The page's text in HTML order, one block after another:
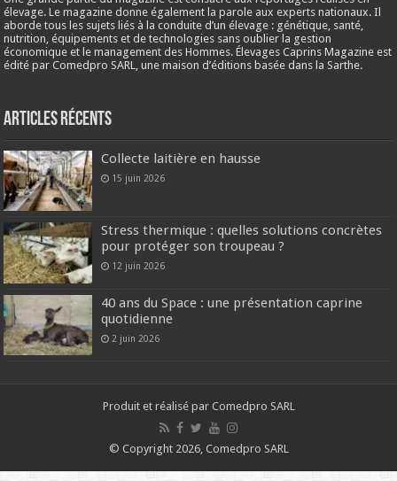
élevage. Le magazine donne également la parole aux experts nationaux. Il
aborde tous les sujets liés à la conduite d’un élevage : génétique, santé,
nutrition, équipements et de technologies sans oublier la gestion
économique et le management des Hommes. Élevages Caprins Magazine est
édité par Comedpro SARL, une maison d’éditions basée dans la Sarthe.
Articles récents
Collecte laitière en hausse
15 juin 2026
Stress thermique : quelles solutions concrètes
pour protéger son troupeau ?
12 juin 2026
40 ans du Space : une présentation caprine
quotidienne
2 juin 2026
Produit et réalisé par Comedpro SARL
© Copyright 2026, Comedpro SARL